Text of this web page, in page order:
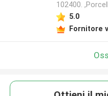
102400.
5.0
Fornitore